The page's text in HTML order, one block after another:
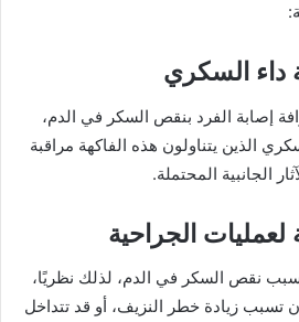
داء السكري
إصابة الفرد بنقص السكر في الدم،
الذين يتناولون هذه الفاكهة مراقبة
الجانبية المحتملة.
الجراحية
تسبب نقص السكر في الدم، لذلك نظريًا،
تسبب زيادة خطر النزيف، أو قد تتداخل